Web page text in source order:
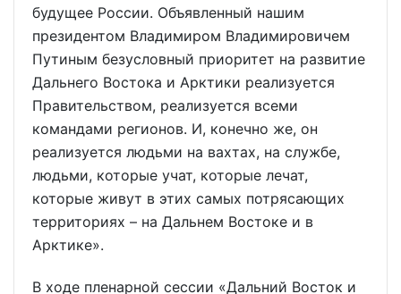
будущее России. Объявленный нашим
президентом Владимиром Владимировичем
Путиным безусловный приоритет на развитие
Дальнего Востока и Арктики реализуется
Правительством, реализуется всеми
командами регионов. И, конечно же, он
реализуется людьми на вахтах, на службе,
людьми, которые учат, которые лечат,
которые живут в этих самых потрясающих
территориях – на Дальнем Востоке и в
Арктике».
В ходе пленарной сессии «Дальний Восток и